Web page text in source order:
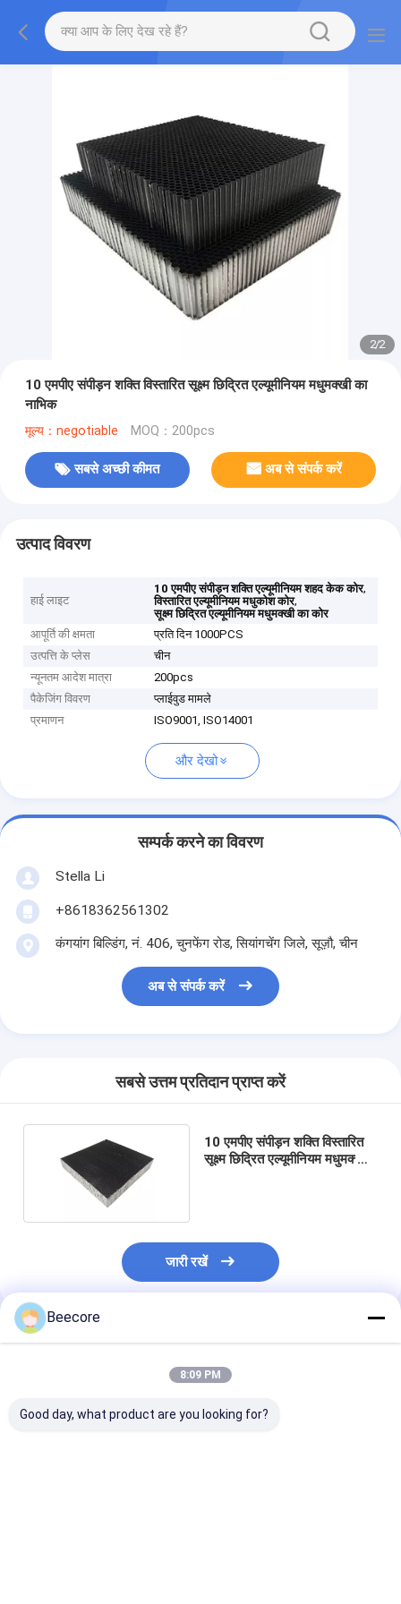
2/2
10 एमपीए संपीड़न शक्ति विस्तारित सूक्ष्म छिद्रित एल्यूमीनियम मधुमक्खी का
नाभिक
मूल्य：negotiable MOQ：200pcs
सबसे अच्छी कीमत अब से संपर्क करें
उत्पाद विवरण
हाई लाइट
10 एमपीए संपीड़न शक्ति एल्यूमीनियम शहद केक कोर,
विस्तारित एल्यूमीनियम मधुकोश कोर,
सूक्ष्म छिद्रित एल्यूमीनियम मधुमक्खी का कोर
आपूर्ति की क्षमता
प्रति दिन 1000PCS
उत्पत्ति के प्लेस
चीन
न्यूनतम आदेश मात्रा
200pcs
पैकेजिंग विवरण
प्लाईवुड मामले
प्रमाणन
ISO9001, ISO14001
और देखो
सम्पर्क करने का विवरण
Stella Li
+8618362561302
कंगयांग बिल्डिंग, नं. 406, चुनफेंग रोड, सियांगचेंग जिले, सूज़ौ, चीन
अब से संपर्क करें
सबसे उत्तम प्रतिदान प्राप्त करें
10 एमपीए संपीड़न शक्ति विस्तारित
सूक्ष्म छिद्रित एल्यूमीनियम मधुमक्खी
जारी रखें
अनुशंसित उत्पाद
Beecore
8:09 PM
Good day, what product are you looking for?